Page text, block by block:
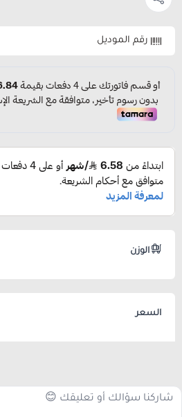
رقم الموديل
الوزن
السعر